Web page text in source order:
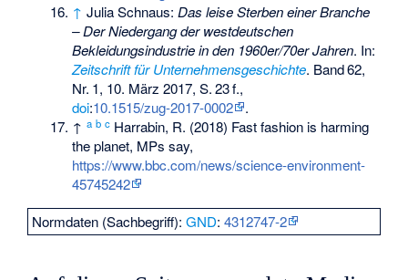
↑ Julia Schnaus:Das leise Sterben einer Branche
– Der Niedergang der westdeutschen
Bekleidungsindustrie in den 1960er/70er Jahren. In:
Zeitschrift für Unternehmensgeschichte. Band62,
Nr. 1, 10. März 2017,S.23f.,
doi:10.1515/zug-2017-0002
.
↑a b c Harrabin, R. (2018) Fast fashion is harming
the planet, MPs say,
https://www.bbc.com/news/science-environment-
45745242
Normdaten (Sachbegriff):GND:4312747-2